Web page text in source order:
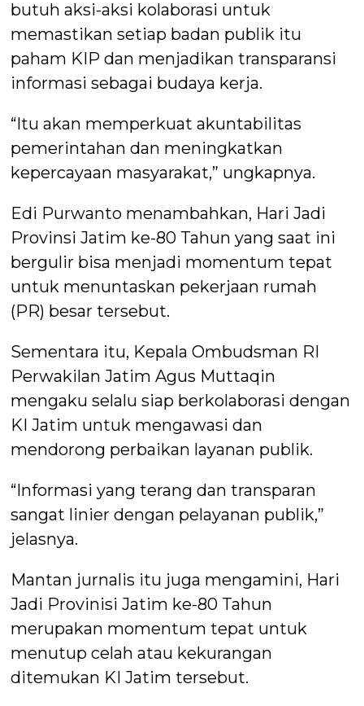
butuh aksi-aksi kolaborasi untuk
memastikan setiap badan publik itu
paham KIP dan menjadikan transparansi
informasi sebagai budaya kerja.
“Itu akan memperkuat akuntabilitas
pemerintahan dan meningkatkan
kepercayaan masyarakat,” ungkapnya.
Edi Purwanto menambahkan, Hari Jadi
Provinsi Jatim ke-80 Tahun yang saat ini
bergulir bisa menjadi momentum tepat
untuk menuntaskan pekerjaan rumah
(PR) besar tersebut.
Sementara itu, Kepala Ombudsman RI
Perwakilan Jatim Agus Muttaqin
mengaku selalu siap berkolaborasi dengan
KI Jatim untuk mengawasi dan
mendorong perbaikan layanan publik.
“Informasi yang terang dan transparan
sangat linier dengan pelayanan publik,”
jelasnya.
Mantan jurnalis itu juga mengamini, Hari
Jadi Provinisi Jatim ke-80 Tahun
merupakan momentum tepat untuk
menutup celah atau kekurangan
ditemukan KI Jatim tersebut.